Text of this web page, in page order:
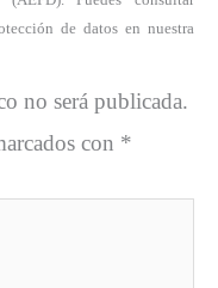
de datos en nuestra
no será publicada.
con *